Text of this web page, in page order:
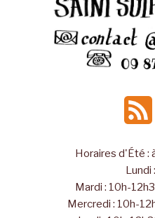
Horaires d'Été :
Lundi
Mardi : 10h-
Mercredi : 10h-